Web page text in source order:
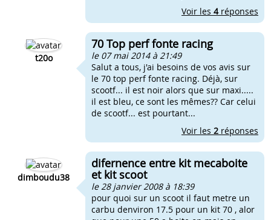
Voir les 4réponses
t20o
70 Top perf fonte racing
le 07 mai 2014 à 21:49
Salut a tous, j'ai besoins de vos avis sur
le 70 top perf fonte racing. Déjà, sur
scootf... il est noir alors que sur maxi.....
il est bleu, ce sont les mêmes?? Car celui
de scootf... est pourtant...
Voir les 2 réponses
dimboudu38
difernence entre kit mecaboite
et kit scoot
le 28 janvier 2008 à 18:39
pour quoi sur un scoot il faut metre un
carbu denviron 17.5 pour un kit 70 , alor